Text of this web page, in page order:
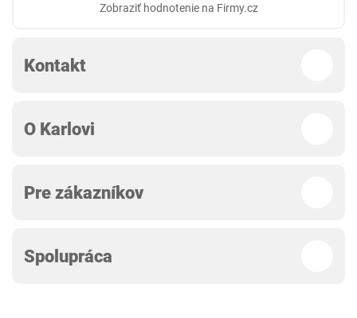
Zobraziť hodnotenie na Firmy.cz
Kontakt
O Karlovi
Pre zákazníkov
Spolupráca